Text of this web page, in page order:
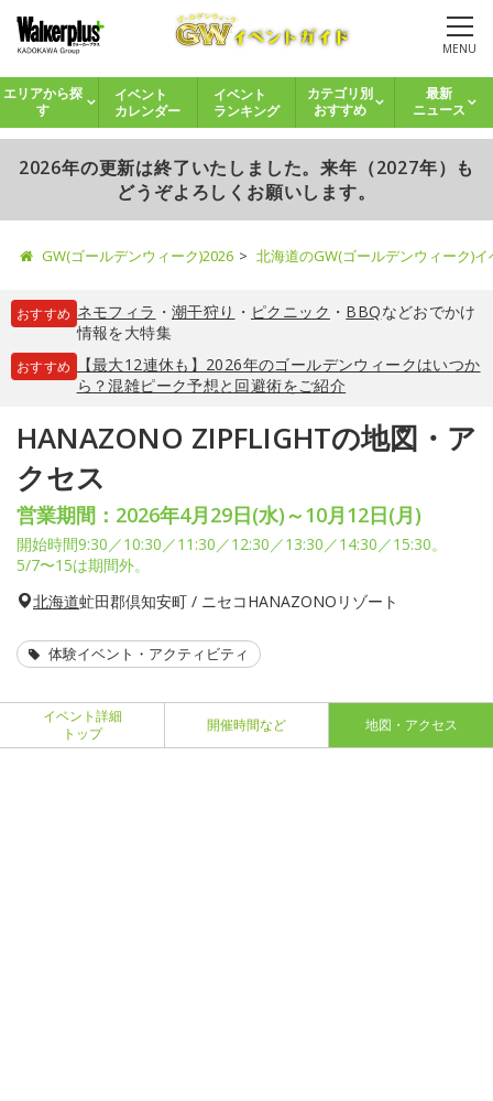
MENU
エリアから探
す
イベント
カレンダー
イベント
ランキング
カテゴリ別
おすすめ
最新
ニュース
2026年の更新は終了いたしました。来年（2027年）も
どうぞよろしくお願いします。
GW(ゴールデンウィーク)2026 北海道のGW(ゴールデンウィーク)
おすすめ ネモフィラ ・ 潮干狩り ・ ピクニック ・ BBQなどおでかけ
情報を大特集
おすすめ
【最大12連休も】2026年のゴールデンウィークはいつか
ら？混雑ピーク予想と回避術をご紹介
HANAZONO ZIPFLIGHTの地図・ア
クセス
営業期間：2026年4月29日(水)～10月12日(月)
開始時間9:30／10:30／11:30／12:30／13:30／14:30／15:30。
5/7〜15は期間外。
北海道虻田郡倶知安町 / ニセコHANAZONOリゾート
体験イベント・アクティビティ
イベント詳細
トップ
開催時間など 地図・アクセス